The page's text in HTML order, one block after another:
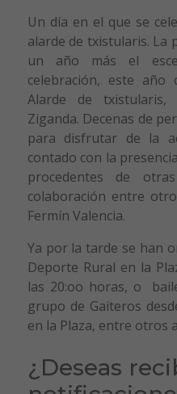
Un día en el que se
alarde de txistularis. La
un año más el
celebración, este año
Alarde de
Ziganda. Decenas de
para disfrutar de la
contado con la
procedentes de
colaboración entre
Fermín Valencia.
Ya por la tarde se han
Deporte Rural en la
las 20:oo horas, o
grupo de Gaiteros
en la Plaza, entre otros
¿Deseas